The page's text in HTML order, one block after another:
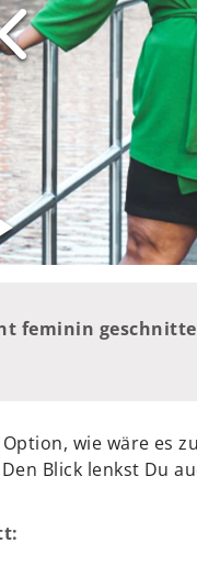
feminin
wie wäre es
Blick lenkst Du